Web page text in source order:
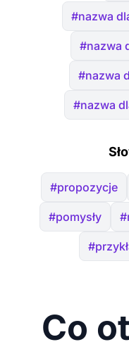
#nazwa
#nazwa
#nazwa
#nazwa
#propozycje
#pomysły
Co